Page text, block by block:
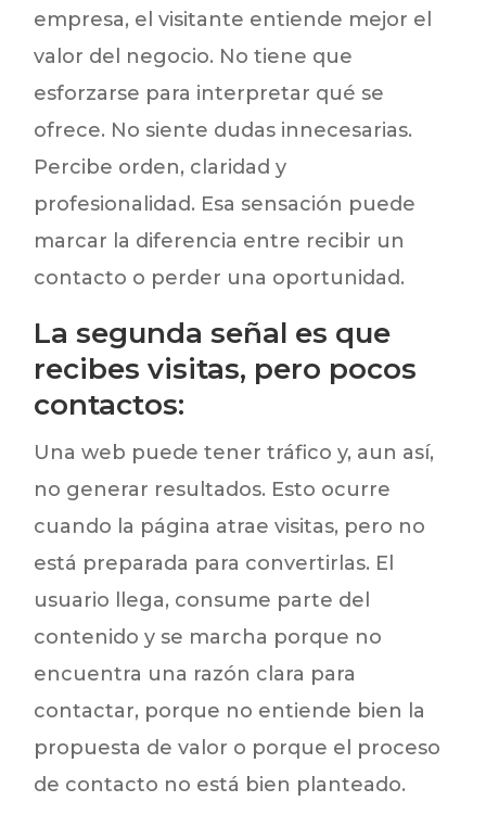
empresa, el visitante entiende mejor el
valor del negocio. No tiene que
esforzarse para interpretar qué se
ofrece. No siente dudas innecesarias.
Percibe orden, claridad y
profesionalidad. Esa sensación puede
marcar la diferencia entre recibir un
contacto o perder una oportunidad.
La segunda señal es que
recibes visitas, pero pocos
contactos:
Una web puede tener tráfico y, aun así,
no generar resultados. Esto ocurre
cuando la página atrae visitas, pero no
está preparada para convertirlas. El
usuario llega, consume parte del
contenido y se marcha porque no
encuentra una razón clara para
contactar, porque no entiende bien la
propuesta de valor o porque el proceso
de contacto no está bien planteado.